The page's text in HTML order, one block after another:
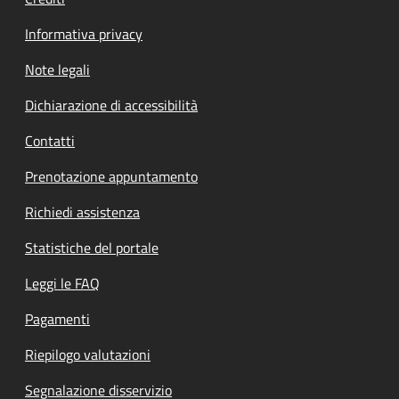
Informativa privacy
Note legali
Dichiarazione di accessibilità
Contatti
Prenotazione appuntamento
Richiedi assistenza
Statistiche del portale
Leggi le FAQ
Pagamenti
Riepilogo valutazioni
Segnalazione disservizio